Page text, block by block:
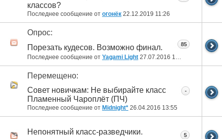
классов?
Последнее сообщение от огонёк 22.12.2019 11:26
Опрос:
Порезать кудесов. Возможно финал.
Последнее сообщение от Yagami Light 27.07.2016 14:59
85
Перемещено:
Совет новичкам: Не выбирайте класс
Пламенный Чароплёт (ПЧ)
Последнее сообщение от Midnight* 26.04.2016 13:55
-
Непонятный класс-разведчики. 5